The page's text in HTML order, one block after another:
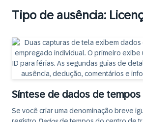
Tipo de ausência:
Síntese de dados de tempos
Se você criar uma denominação breve